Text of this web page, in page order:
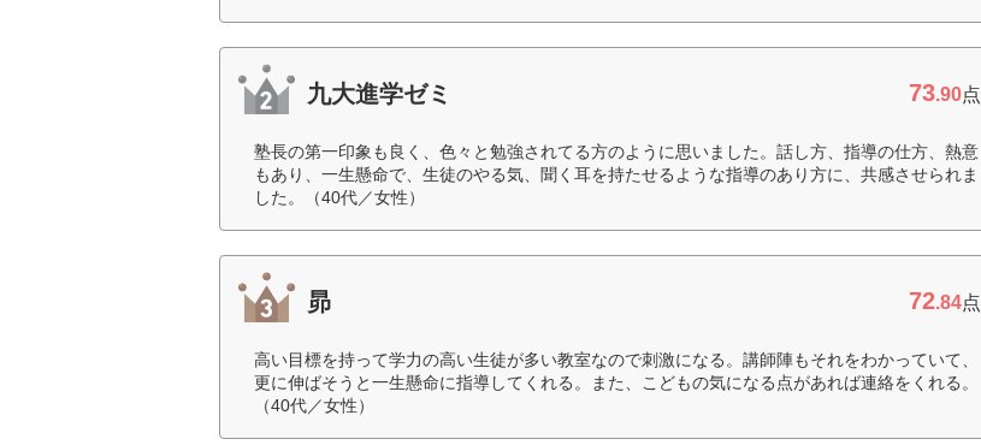
九大進学ゼミ 73.90点
塾長の第一印象も良く、色々と勉強されてる方のように思いました。話し方、指導の仕方、熱意
もあり、一生懸命で、生徒のやる気、聞く耳を持たせるような指導のあり方に、共感させられま
した。（40代／女性）
昴 72.84点
高い目標を持って学力の高い生徒が多い教室なので刺激になる。講師陣もそれをわかっていて、
更に伸ばそうと一生懸命に指導してくれる。また、こどもの気になる点があれば連絡をくれる。
（40代／女性）